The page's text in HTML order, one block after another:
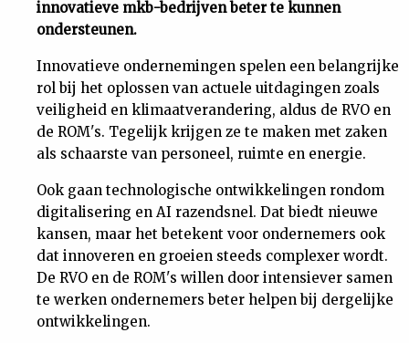
Magazine
Podcast
Dossiers
Nieuwsbrief
Contact
innovatieve mkb-bedrijven beter te kunnen
ondersteunen.
Innovatieve ondernemingen spelen een belangrijke
rol bij het oplossen van actuele uitdagingen zoals
veiligheid en klimaatverandering, aldus de RVO en
de ROM's. Tegelijk krijgen ze te maken met zaken
als schaarste van personeel, ruimte en energie.
Ook gaan technologische ontwikkelingen rondom
digitalisering en AI razendsnel. Dat biedt nieuwe
kansen, maar het betekent voor ondernemers ook
dat innoveren en groeien steeds complexer wordt.
De RVO en de ROM's willen door intensiever samen
te werken ondernemers beter helpen bij dergelijke
ontwikkelingen.